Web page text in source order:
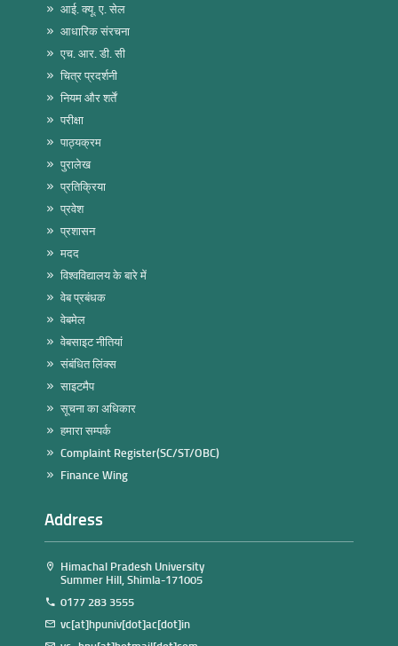
आई. क्यू. ए. सेल
आधारिक संरचना
एच. आर. डी. सी
चित्र प्रदर्शनी
नियम और शर्तें
परीक्षा
पाठ्यक्रम
पुरालेख
प्रतिक्रिया
प्रवेश
प्रशासन
मदद
विश्वविद्यालय के बारे में
वेब प्रबंधक
वेबमेल
वेबसाइट नीतियां
संबंधित लिंक्स
साइटमैप
सूचना का अधिकार
हमारा सम्पर्क
Complaint Register(SC/ST/OBC)
Finance Wing
Address
Himachal Pradesh University
Summer Hill, Shimla-171005
0177 283 3555
vc[at]hpuniv[dot]ac[dot]in